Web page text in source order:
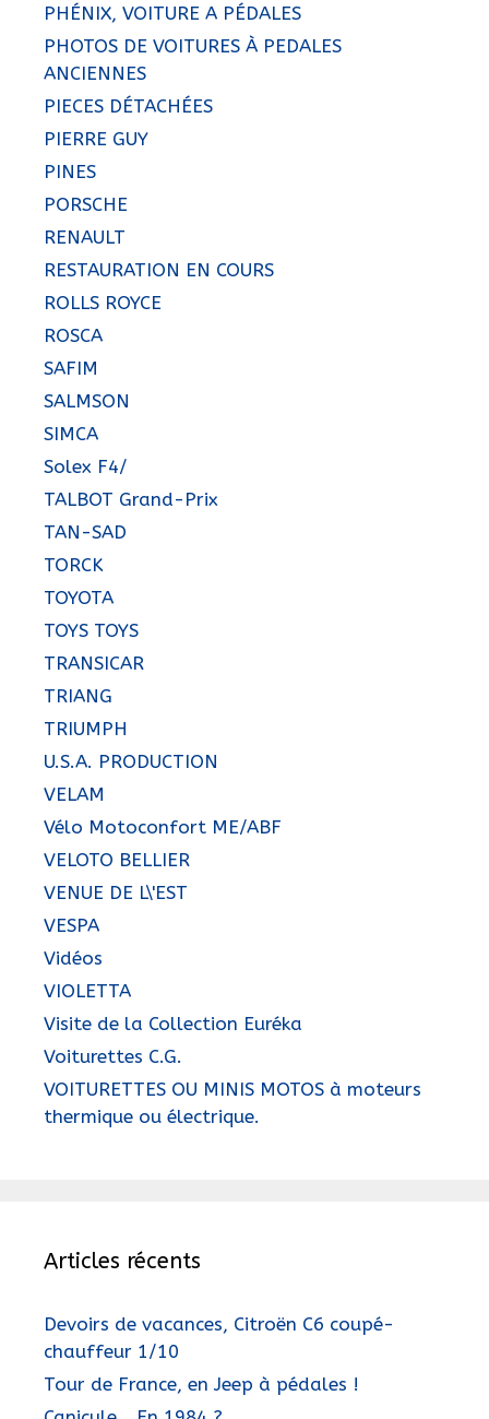
PHÉNIX, VOITURE A PÉDALES
PHOTOS DE VOITURES À PEDALES
ANCIENNES
PIECES DÉTACHÉES
PIERRE GUY
PINES
PORSCHE
RENAULT
RESTAURATION EN COURS
ROLLS ROYCE
ROSCA
SAFIM
SALMSON
SIMCA
Solex F4/
TALBOT Grand-Prix
TAN-SAD
TORCK
TOYOTA
TOYS TOYS
TRANSICAR
TRIANG
TRIUMPH
U.S.A. PRODUCTION
VELAM
Vélo Motoconfort ME/ABF
VELOTO BELLIER
VENUE DE L\'EST
VESPA
Vidéos
VIOLETTA
Visite de la Collection Euréka
Voiturettes C.G.
VOITURETTES OU MINIS MOTOS à moteurs
thermique ou électrique.
Articles récents
Devoirs de vacances, Citroën C6 coupé-
chauffeur 1/10
Tour de France, en Jeep à pédales !